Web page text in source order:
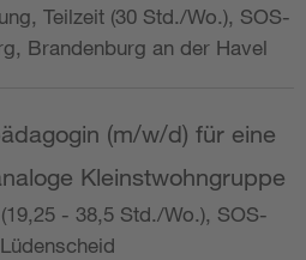
Teilzeit (30 Std./Wo.), SOS-
Brandenburg an der Havel
(m/w/d) für eine
Kleinstwohngruppe
- 38,5 Std./Wo.), SOS-